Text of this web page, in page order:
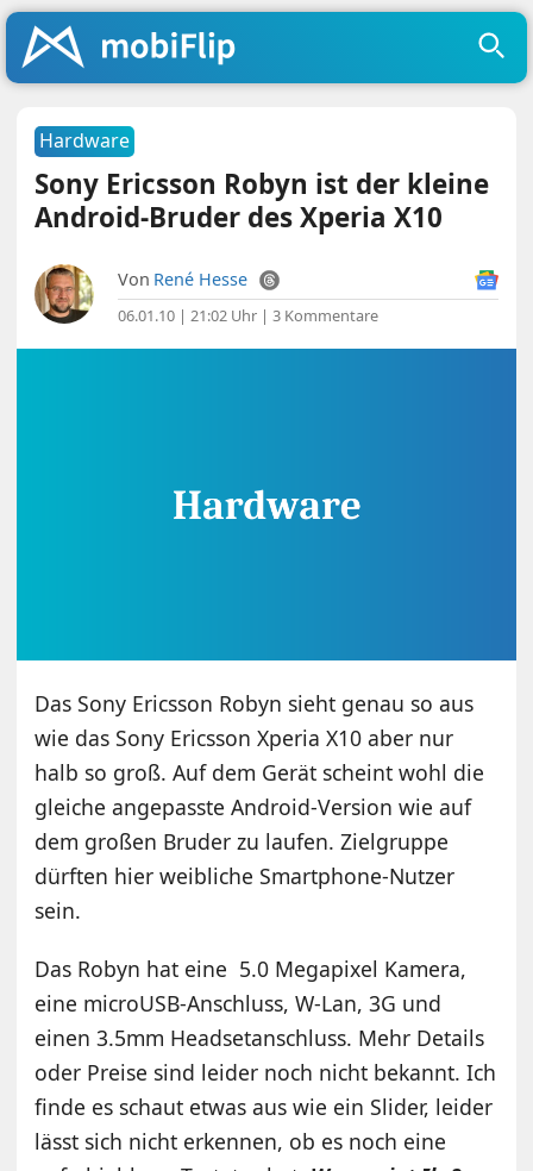
Hardware
Sony Ericsson Robyn ist der kleine
Android-Bruder des Xperia X10
Von René Hesse
06.01.10 | 21:02 Uhr |3 Kommentare
Das Sony Ericsson Robyn sieht genau so aus
wie das Sony Ericsson Xperia X10 aber nur
halb so groß. Auf dem Gerät scheint wohl die
gleiche angepasste Android-Version wie auf
dem großen Bruder zu laufen. Zielgruppe
dürften hier weibliche Smartphone-Nutzer
sein.
Das Robyn hat eine 5.0 Megapixel Kamera,
eine microUSB-Anschluss, W-Lan, 3G und
einen 3.5mm Headsetanschluss. Mehr Details
oder Preise sind leider noch nicht bekannt. Ich
finde es schaut etwas aus wie ein Slider, leider
lässt sich nicht erkennen, ob es noch eine